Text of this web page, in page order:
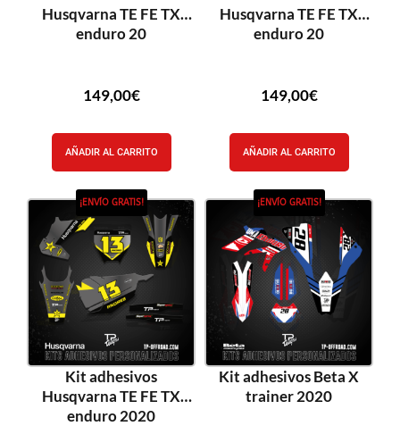
Husqvarna TE FE TX
enduro 20
149,00€
AÑADIR AL CARRITO
Husqvarna TE FE TX
enduro 20
149,00€
AÑADIR AL CARRITO
¡ENVÍO GRATIS!
Kit adhesivos
Husqvarna TE FE TX
enduro 2020
¡ENVÍO GRATIS!
Kit adhesivos Beta X
trainer 2020